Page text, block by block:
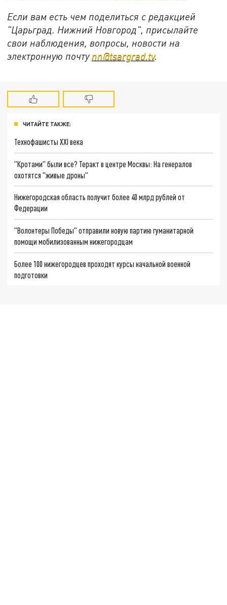
Если вам есть чем поделиться с редакцией
"Царьград. Нижний Новгород", присылайте
свои наблюдения, вопросы, новости на
электронную почту nn@tsargrad.tv.
ЧИТАЙТЕ ТАКЖЕ:
Технофашисты XXI века
"Кротами" были все? Теракт в центре Москвы: На генералов
охотятся "живые дроны"
Нижегородская область получит более 40 млрд рублей от
Федерации
"Волонтеры Победы" отправили новую партию гуманитарной
помощи мобилизованным нижегородцам
Более 100 нижегородцев проходят курсы начальной военной
подготовки